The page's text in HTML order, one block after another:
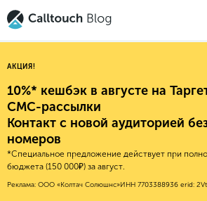
Авторитейл
Финансы
Е-коммерс
2025
2024
Новые продукты
АКЦИЯ!
10%* кешбэк в августе на
СМС-рассылки
Контакт с новой аудиторией
номеров
*Специальное предложение действует при
бюджета (150 000₽) за август.
Реклама: ООО «Колтач Солюшнс»ИНН 7703388936 erid: